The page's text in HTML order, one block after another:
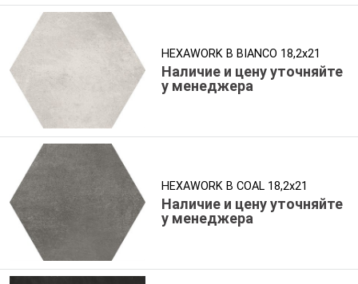
HEXAWORK B BIANCO 18,2x21
Наличие и цену уточняйте
у менеджера
HEXAWORK B COAL 18,2x21
Наличие и цену уточняйте
у менеджера